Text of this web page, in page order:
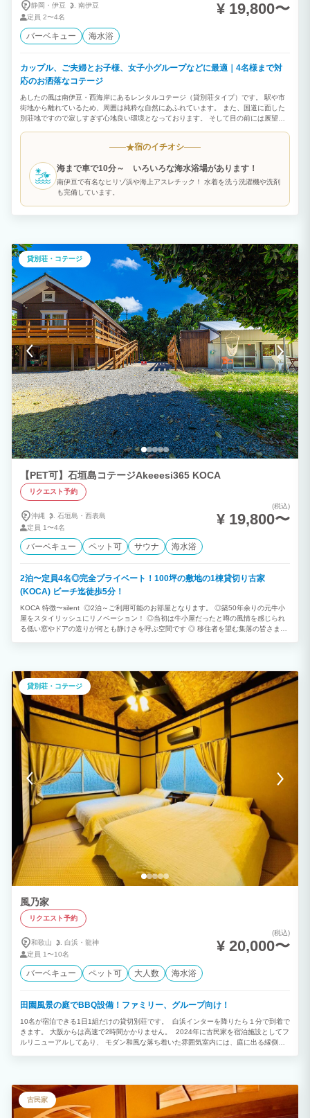
静岡・伊豆
南伊豆
定員 2〜4名 ¥ 19,800〜
バーベキュー 海水浴
カップル、ご夫婦とお子様、女子小グループなどに最適｜4名様まで対
応のお洒落なコテージ
あしたの風は南伊豆・西海岸にあるレンタルコテージ（貸別荘タイプ）です。 駅や市
街地から離れているため、周囲は純粋な自然にあふれています。 また、国道に面した
別荘地ですので寂しすぎず心地良い環境となっております。 そして目の前には展望所
で、設備・備品もレンタルコテージとしては最上質のものを揃えております。 自由な
皆様のお越しを、心よりお待ち致しております。 笠松庵は1F、2Fとも開口部を大きく
とった開放的な空間。リゾート地の別荘を体験できるお洒落なコテージ。 シーズン中
はウッドデッキでBBQを、秋から冬にかけては海に沈む夕日がお部屋からご覧いただ
けます。
★宿のイチオシ
海まで車で10分～ いろいろな海水浴場があります！
南伊豆で有名なヒリゾ浜や海上アスレチック！ 水着を洗う洗濯機や洗剤
も完備しています。
貸別荘・コテージ
【PET可】石垣島コテージAkeeesi365 KOCA
リクエスト予約
沖縄 石垣島・ 西表島
定員 1〜4名
(税込)
¥ 19,800〜
バーベキュー ペット可 サウナ 海水浴
2泊〜定員4名◎完全プライベート！100坪の敷地の1棟貸切り古家
(KOCA) ビーチ迄徒歩5分！
KOCA 特徴〜silent ◎2泊～ご利用可能のお部屋となります。 ◎築50年余りの元牛小
屋をスタイリッシュにリノベーション！ ◎当初は牛小屋だったと噂の風情を感じられ
る低い窓やドアの造りが何とも静けさを呼ぶ空間です ◎ 移住者を望む集落の皆さまの
美しいビーチです。
貸別荘・コテージ
風乃家
リクエスト予約
和歌山 白浜・ 龍神
定員 1〜10名
(税込)
¥ 20,000〜
バーベキュー ペット可 大人数 海水浴
田園風景の庭でBBQ設備！ファミリー、グループ向け！
10名が宿泊できる1日1組だけの貸切別荘です。 白浜インターを降りたら１分で到着で
きます。 大阪からは高速で2時間かかりません。 2024年に古民家を宿泊施設としてフ
ルリニューアルしてあり、 モダン和風な落ち着いた雰囲気室内には、庭に出る縁側、
古民家